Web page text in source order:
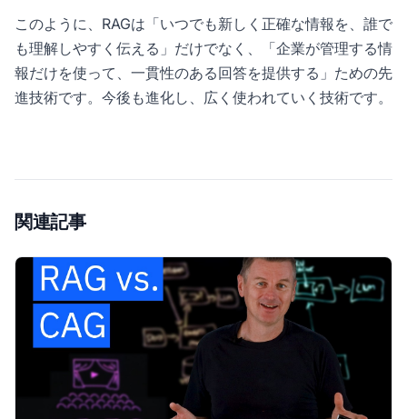
このように、RAGは「いつでも新しく正確な情報を、誰で
も理解しやすく伝える」だけでなく、「企業が管理する情
報だけを使って、一貫性のある回答を提供する」ための先
進技術です。今後も進化し、広く使われていく技術です。
関連記事